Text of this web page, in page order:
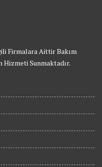
Firmalara Aittir Bakım
Hizmeti Sunmaktadır.